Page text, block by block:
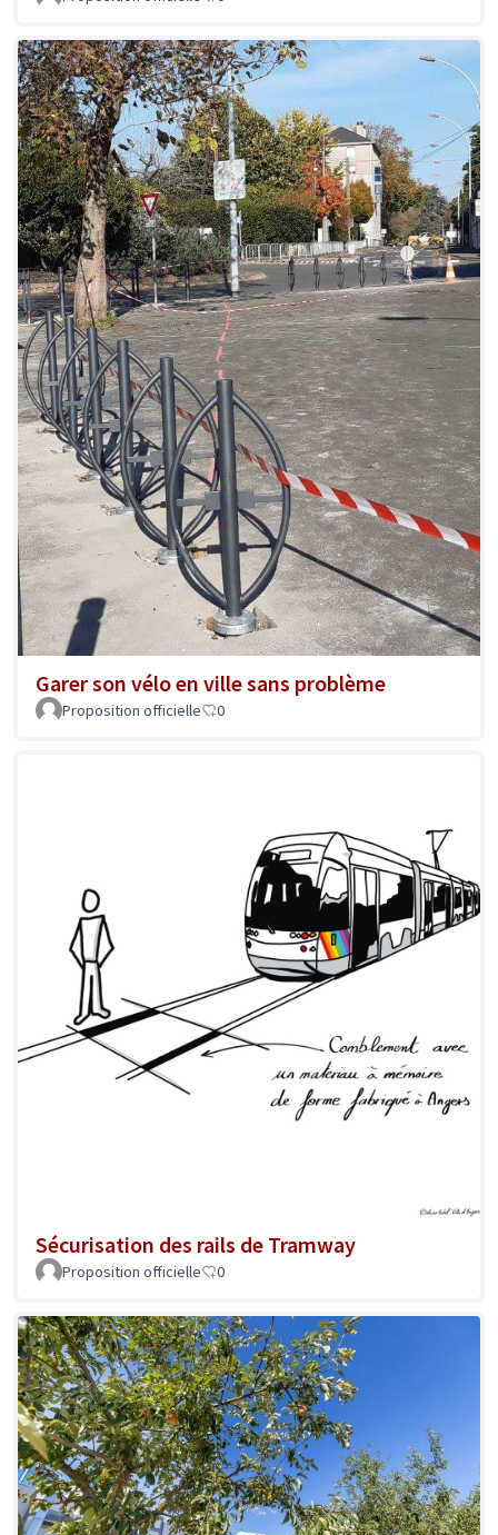
Garer son vélo en ville sans problème
Proposition officielle 0
Sécurisation des rails de Tramway
Proposition officielle 0